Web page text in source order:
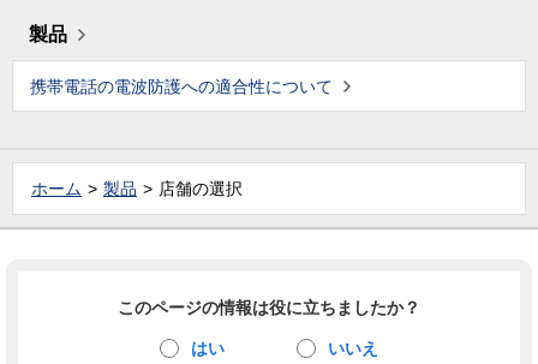
製品
携帯電話の電波防護への適合性について
ホーム 製品 店舗の選択
このページの情報は役に立ちましたか？
はい いいえ